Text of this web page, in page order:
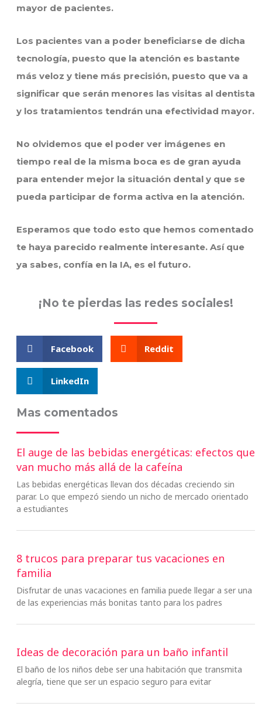
mayor de pacientes.
Los pacientes van a poder beneficiarse de dicha
tecnología, puesto que la atención es bastante
más veloz y tiene más precisión, puesto que va a
significar que serán menores las visitas al dentista
y los tratamientos tendrán una efectividad mayor.
No olvidemos que el poder ver imágenes en
tiempo real de la misma boca es de gran ayuda
para entender mejor la situación dental y que se
pueda participar de forma activa en la atención.
Esperamos que todo esto que hemos comentado
te haya parecido realmente interesante. Así que
ya sabes, confía en la IA, es el futuro.
¡No te pierdas las redes sociales!
Facebook Reddit
LinkedIn
Mas comentados
El auge de las bebidas energéticas: efectos que
van mucho más allá de la cafeína
Las bebidas energéticas llevan dos décadas creciendo sin
parar. Lo que empezó siendo un nicho de mercado orientado
a estudiantes
8 trucos para preparar tus vacaciones en
familia
Disfrutar de unas vacaciones en familia puede llegar a ser una
de las experiencias más bonitas tanto para los padres
Ideas de decoración para un baño infantil
El baño de los niños debe ser una habitación que transmita
alegría, tiene que ser un espacio seguro para evitar